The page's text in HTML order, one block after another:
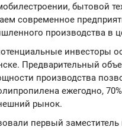
бытовой
современное
производства в
Предварительный
производства
ежегодно,
рынок.
первый